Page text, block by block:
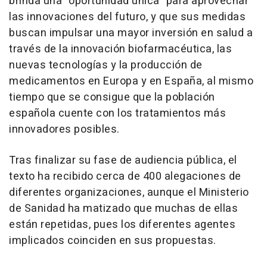
las innovaciones del futuro, y que sus medidas
buscan impulsar una mayor inversión en salud a
través de la innovación biofarmacéutica, las
nuevas tecnologías y la producción de
medicamentos en Europa y en España, al mismo
tiempo que se consigue que la población
española cuente con los tratamientos más
innovadores posibles.
Tras finalizar su fase de audiencia pública, el
texto ha recibido cerca de 400 alegaciones de
diferentes organizaciones, aunque el Ministerio
de Sanidad ha matizado que muchas de ellas
están repetidas, pues los diferentes agentes
implicados coinciden en sus propuestas.